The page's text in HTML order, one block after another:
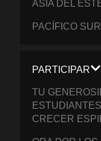
ASIA DEL
PACÍFICO SUR
PARTICIPAR
TU
CRECER